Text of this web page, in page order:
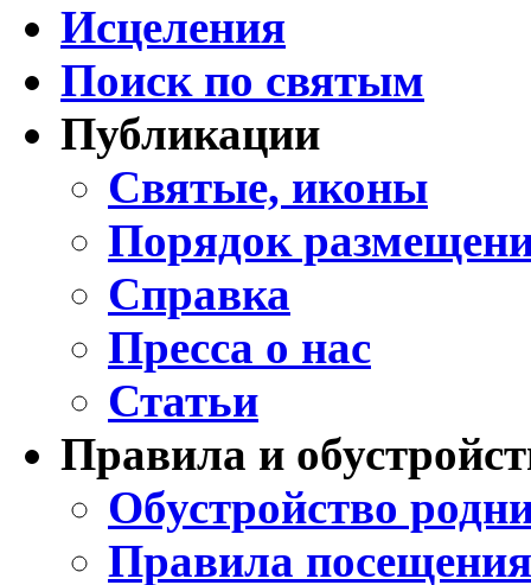
Исцеления
Поиск по святым
Публикации
Святые, иконы
Порядок
Справка
Пресса о нас
Статьи
Правила и
Обустройство
Правила